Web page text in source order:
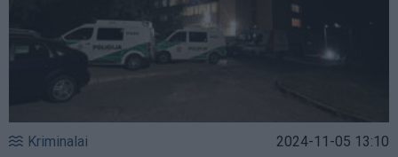
Kriminalai 2024-11-05 13:10